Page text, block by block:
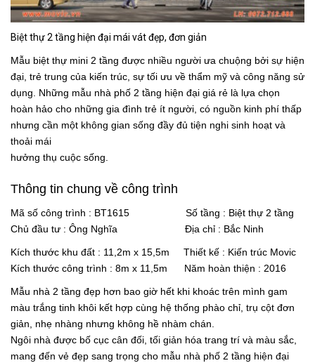
Biệt thự 2 tầng hiện đại mái vát đẹp, đơn giản
Mẫu biệt thự mini 2 tầng được nhiều người ưa chuộng bởi sự hiện
đại, trẻ trung của kiến trúc, sự tối ưu về thẩm mỹ và công năng sử
dụng. Những mẫu nhà phố 2 tầng hiện đại giá rẻ là lựa chọn
hoàn hảo cho những gia đình trẻ ít người, có nguồn kinh phí thấp
nhưng cần một không gian sống đầy đủ tiện nghi sinh hoạt và
thoải mái
hưởng thụ cuộc sống.
Thông tin chung về công trình
Mã số công trình : BT1615 Số tầng : Biệt thự 2 tầng
Chủ đầu tư : Ông Nghĩa Địa chỉ : Bắc Ninh
Kích thước khu đất : 11,2m x 15,5m Thiết kế : Kiến trúc Movic
Kích thước công trình : 8m x 11,5m Năm hoàn thiện : 2016
Mẫu nhà 2 tầng đẹp hơn bao giờ hết khi khoác trên mình gam
màu trắng tinh khôi kết hợp cùng hệ thống phào chỉ, trụ cột đơn
giản, nhẹ nhàng nhưng không hề nhàm chán.
Ngôi nhà được bố cục cân đối, tối giản hóa trang trí và màu sắc,
mang đến vẻ đẹp sang trọng cho mẫu nhà phố 2 tầng hiện đại